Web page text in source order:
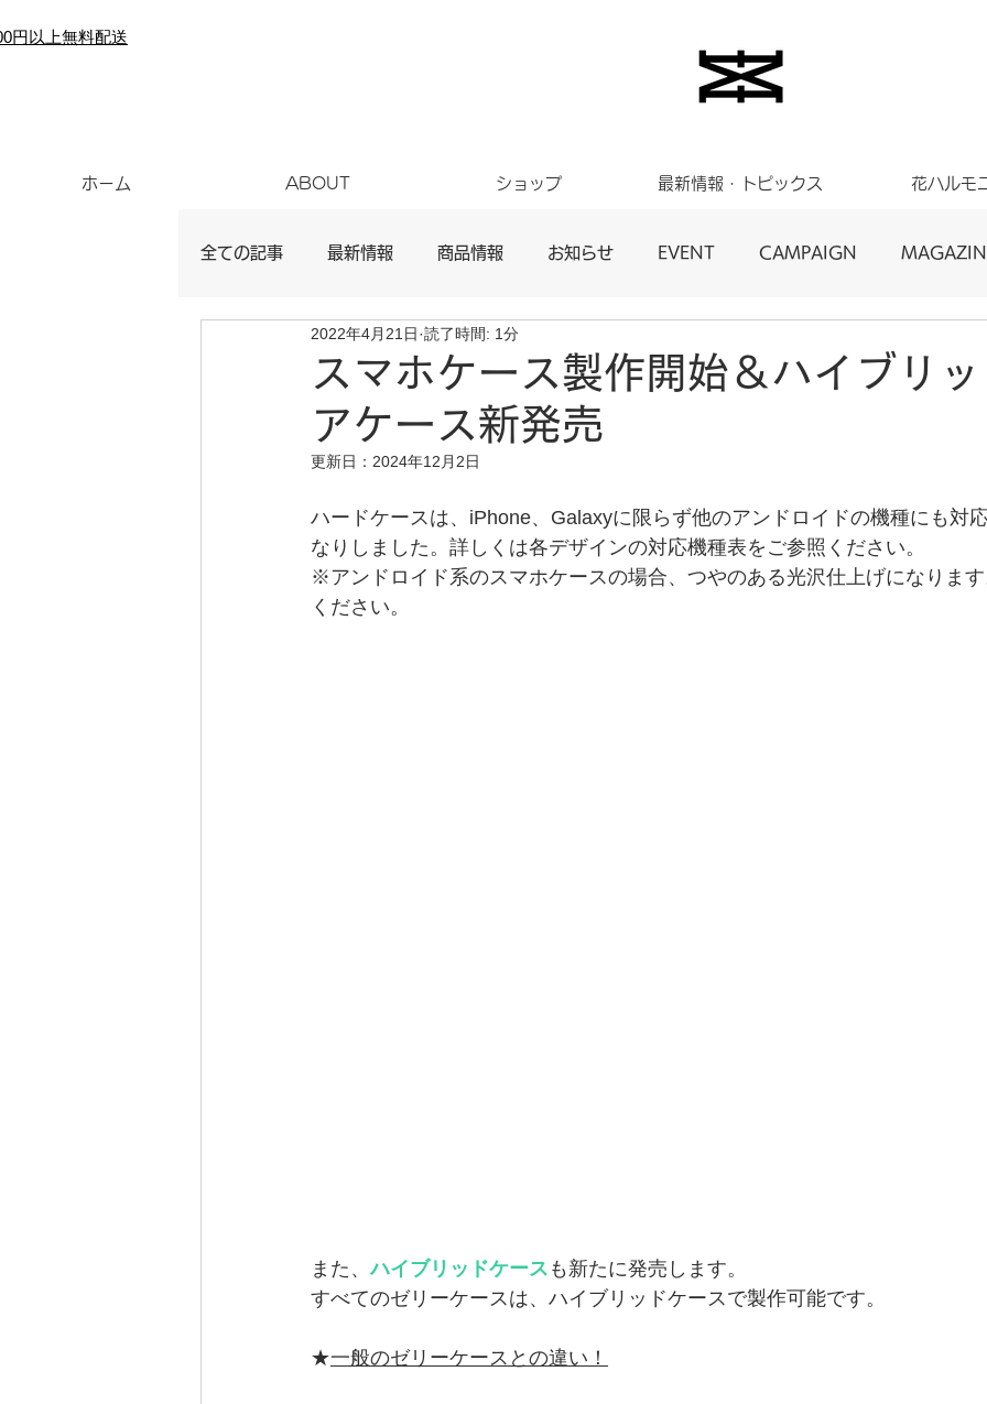
円以上無料配送
ホーム ABOUT ショップ 最新情報・トピックス 花ハルモ
全ての記事 最新情報 商品情報 お知らせ EVENT CAMPAIGN
スマホケース製作開始＆ハイブリ
アケース新発売
2022年4月21日 読了時間: 1分
更新日： 2024年12月2日
ハードケースは、iPhone、Galaxyに限らず他のアンドロイドの機種にも対
なりしました。詳しくは各デザインの対応機種表をご参照ください。
※アンドロイド系のスマホケースの場合、つやのある光沢仕上げになりま
ください。
また、ハイブリッドケース も新たに発売します。
すべてのゼリーケースは、ハイブリッドケースで製作可能です。
★一般のゼリーケースとの違い！